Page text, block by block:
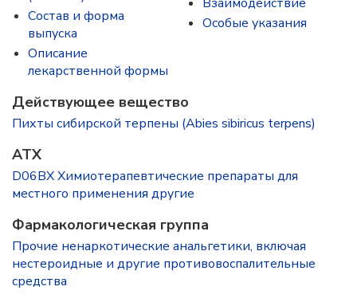
Состав и форма
выпускa
Описание
лекарственной формы
Особые указания
Действующее вещество
Пихты сибирской терпены (Abies sibiricus terpens)
ATX
D06BX Химиотерапевтические препараты для
местного применения другие
Фармакологическая группа
Прочие ненаркотические анальгетики, включая
нестероидные и другие противовоспалительные
средства